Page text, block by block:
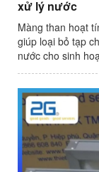
xử lý nước
Màng than hoạt
giúp loại bỏ tạp
nước cho sinh